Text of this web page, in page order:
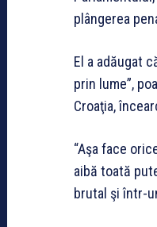
plângerea
El a adăugat
prin lume”,
Croaţia,
“Aşa face
aibă toată
brutal şi într-